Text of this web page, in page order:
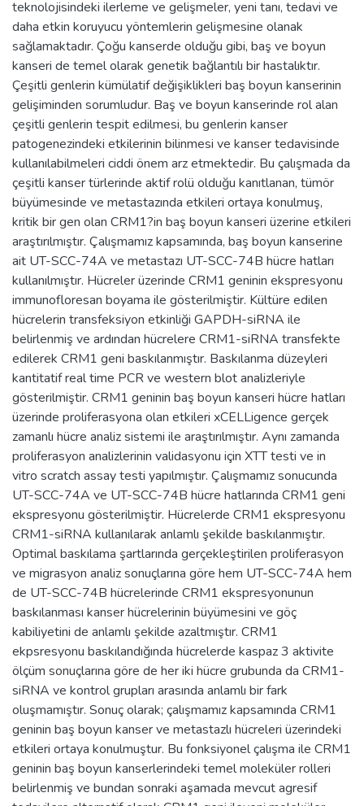
teknolojisindeki ilerleme ve gelişmeler, yeni tanı, tedavi ve
daha etkin koruyucu yöntemlerin gelişmesine olanak
sağlamaktadır. Çoğu kanserde olduğu gibi, baş ve boyun
kanseri de temel olarak genetik bağlantılı bir hastalıktır.
Çeşitli genlerin kümülatif değişiklikleri baş boyun kanserinin
gelişiminden sorumludur. Baş ve boyun kanserinde rol alan
çeşitli genlerin tespit edilmesi, bu genlerin kanser
patogenezindeki etkilerinin bilinmesi ve kanser tedavisinde
kullanılabilmeleri ciddi önem arz etmektedir. Bu çalışmada da
çeşitli kanser türlerinde aktif rolü olduğu kanıtlanan, tümör
büyümesinde ve metastazında etkileri ortaya konulmuş,
kritik bir gen olan CRM1?in baş boyun kanseri üzerine etkileri
araştırılmıştır. Çalışmamız kapsamında, baş boyun kanserine
ait UT-SCC-74A ve metastazı UT-SCC-74B hücre hatları
kullanılmıştır. Hücreler üzerinde CRM1 geninin ekspresyonu
immunofloresan boyama ile gösterilmiştir. Kültüre edilen
hücrelerin transfeksiyon etkinliği GAPDH-siRNA ile
belirlenmiş ve ardından hücrelere CRM1-siRNA transfekte
edilerek CRM1 geni baskılanmıştır. Baskılanma düzeyleri
kantitatif real time PCR ve western blot analizleriyle
gösterilmiştir. CRM1 geninin baş boyun kanseri hücre hatları
üzerinde proliferasyona olan etkileri xCELLigence gerçek
zamanlı hücre analiz sistemi ile araştırılmıştır. Aynı zamanda
proliferasyon analizlerinin validasyonu için XTT testi ve in
vitro scratch assay testi yapılmıştır. Çalışmamız sonucunda
UT-SCC-74A ve UT-SCC-74B hücre hatlarında CRM1 geni
ekspresyonu gösterilmiştir. Hücrelerde CRM1 ekspresyonu
CRM1-siRNA kullanılarak anlamlı şekilde baskılanmıştır.
Optimal baskılama şartlarında gerçekleştirilen proliferasyon
ve migrasyon analiz sonuçlarına göre hem UT-SCC-74A hem
de UT-SCC-74B hücrelerinde CRM1 ekspresyonunun
baskılanması kanser hücrelerinin büyümesini ve göç
kabiliyetini de anlamlı şekilde azaltmıştır. CRM1
ekpsresyonu baskılandığında hücrelerde kaspaz 3 aktivite
ölçüm sonuçlarına göre de her iki hücre grubunda da CRM1-
siRNA ve kontrol grupları arasında anlamlı bir fark
oluşmamıştır. Sonuç olarak; çalışmamız kapsamında CRM1
geninin baş boyun kanser ve metastazlı hücreleri üzerindeki
etkileri ortaya konulmuştur. Bu fonksiyonel çalışma ile CRM1
geninin baş boyun kanserlerindeki temel moleküler rolleri
belirlenmiş ve bundan sonraki aşamada mevcut agresif